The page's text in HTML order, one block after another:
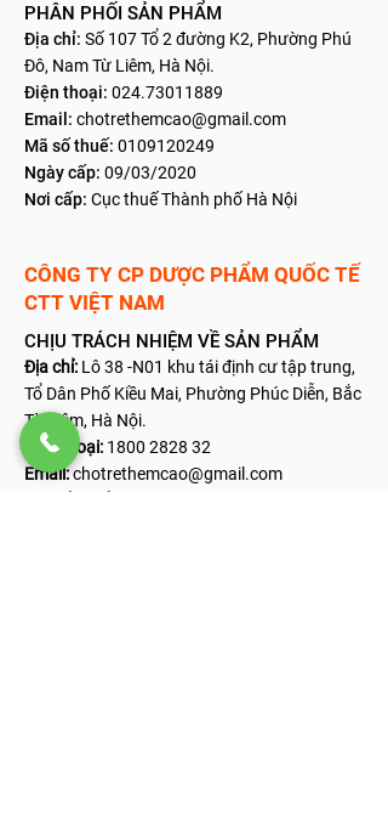
NT Đào
Tuất
Thị trấn Chờ, , Yên Phong,
QT Hà Bắc
242 Trần Hưng Đạo, Tiền An,
Ninh, Bắc An
QT Minh
64 đường An Dương Vương,
PHÂN PHỐI SẢN PHẨM
Địa chỉ: Số 107 Tổ 2 đường K2, Phường Phú
Đô, Nam Từ Liêm, Hà Nội.
Điện thoại: 024.7301 1889
Email: chotrethemcao@gmail.com
Mã số thuế: 0109120249
Ngày cấp: 09/03/2020
Nơi cấp: Cục thuế Thành phố Hà Nội
CÔNG TY CP DƯỢC PHẨM QUỐC TẾ
CTT VIỆT NAM
CHỊU TRÁCH NHIỆM VỀ SẢN PHẨM
Địa chỉ: Lô 38 -N01 khu tái định cư tập trung,
Tổ Dân Phố Kiều Mai, Phường Phúc Diễn, Bắc
Từ Liêm, Hà Nội.
Điện thoại: 1800 2828 32
Email:chotrethemcao@gmail.com